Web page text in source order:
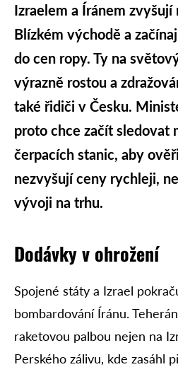
Izraelem a Íránem zvyšují
Blízkém východě a
do cen ropy. Ty na
výrazně rostou a
také řidiči v Česku.
proto chce začít sledovat
čerpacích stanic, aby
nezvyšují ceny rychleji,
vývoji na trhu.
Dodávky v ohrožení
Spojené státy a Izrael
bombardování Íránu.
raketovou palbou nejen na
Perského zálivu, kde zasáhl